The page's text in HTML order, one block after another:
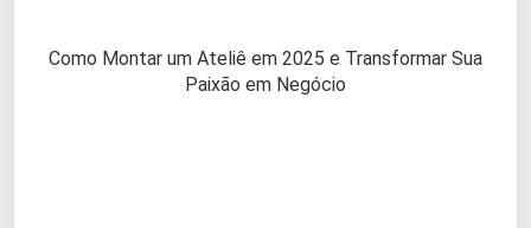
Como Montar um Ateliê em 2025 e Transformar Sua
Paixão em Negócio